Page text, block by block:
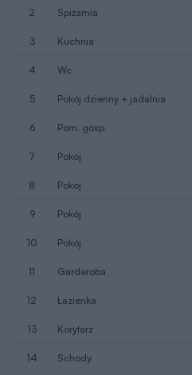
2 spiżarnia
3 kuchnia
4 wc
5 pokój dzienny + jadalnia
6 pom. gosp.
7 pokój
8 pokój
9 pokój
10 pokój
11 garderoba
12 łazienka
13 korytarz
14 schody